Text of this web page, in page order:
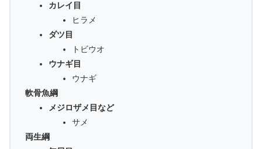
カレイ目
ヒラメ
ダツ目
トビウオ
ウナギ目
ウナギ
軟骨魚綱
メジロザメ目など
サメ
両生綱